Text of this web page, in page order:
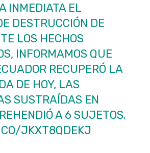
INMEDIATA EL
DESTRUCCIÓN DE
LOS HECHOS
INFORMAMOS QUE
RECUPERÓ LA
DE HOY, LAS
SUSTRAÍDAS EN
A 6 SUJETOS.
JKXT8QDEKJ